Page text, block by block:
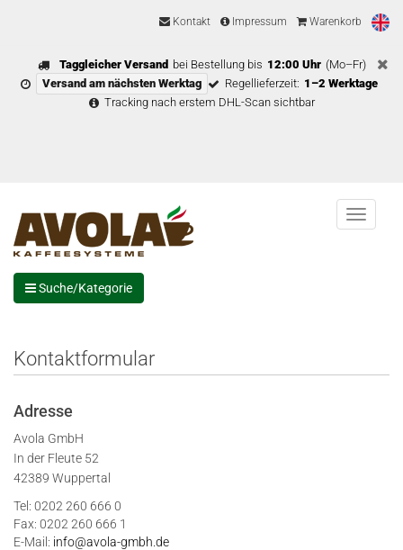
Kontakt Impressum Warenkorb
Taggleicher Versand bei Bestellung bis 12:00 Uhr (Mo–Fr)
Versand am nächsten Werktag
Regellieferzeit: 1–2 Werktage
Tracking nach erstem DHL-Scan sichtbar
Menu
Suche/Kategorie
Kontaktformular
Adresse
Avola GmbH
In der Fleute 52
42389 Wuppertal
Tel: 0202 260 666 0
Fax: 0202 260 666 1
E-Mail: info@avola-gmbh.de